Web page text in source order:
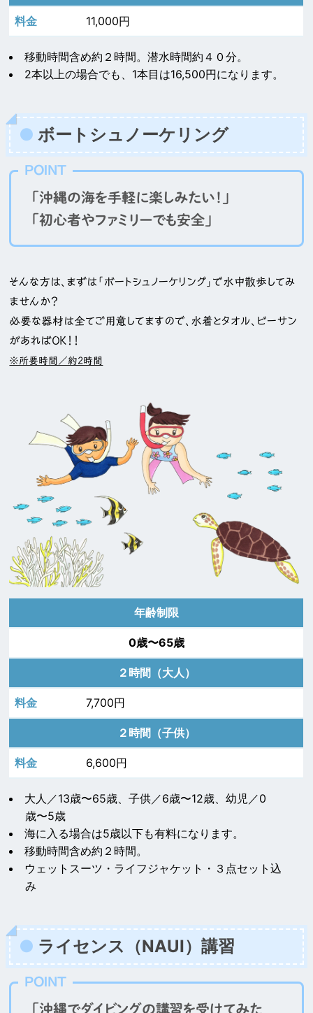
11,000円
移動時間含め約２時間。潜水時間約４０分。
2本以上の場合でも、1本目は16,500円になります。
ボートシュノーケリング
POINT
「沖縄の海を手軽に楽しみたい！」
「初心者やファミリーでも安全」
そんな方は、まずは「ボートシュノーケリング」で水中散歩してみ
ませんか？
必要な器材は全てご用意してますので、水着とタオル、ビーサン
があればＯＫ！！
※所要時間／約2時間
年齢制限
0歳〜65歳
２時間（大人）
7,700円
２時間（子供）
6,600円
大人／13歳〜65歳、子供／6歳〜12歳、幼児／0
歳〜5歳
海に入る場合は5歳以下も有料になります。
移動時間含め約２時間。
ウェットスーツ・ライフジャケット・３点セット込
み
ライセンス（NAUI）講習
POINT
「沖縄でダイビングの講習を受けてみた